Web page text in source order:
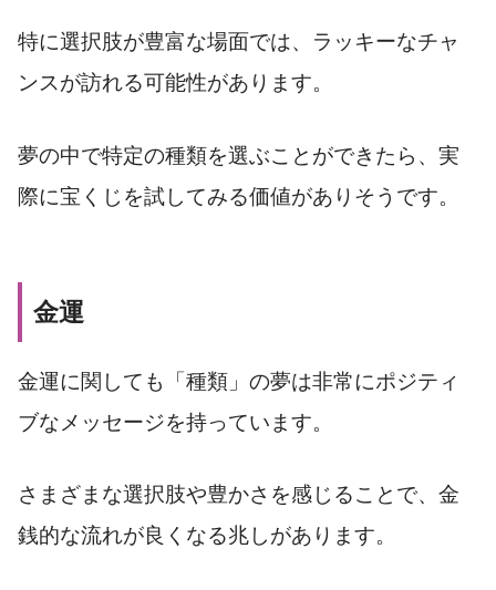
特に選択肢が豊富な場面では、ラッキーなチャ
ンスが訪れる可能性があります。
夢の中で特定の種類を選ぶことができたら、実
際に宝くじを試してみる価値がありそうです。
金運
金運に関しても「種類」の夢は非常にポジティ
ブなメッセージを持っています。
さまざまな選択肢や豊かさを感じることで、金
銭的な流れが良くなる兆しがあります。